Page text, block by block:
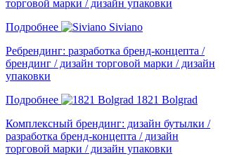
торговой марки / дизайн упаковки
Подробнее
Siviano
Ребрендинг: разработка бренд-концепта /
брендинг / дизайн торговой марки / дизайн
упаковки
Подробнее
1821 Bolgrad
Комплексный брендинг: дизайн бутылки /
разработка бренд-концепта / дизайн
торговой марки / дизайн упаковки